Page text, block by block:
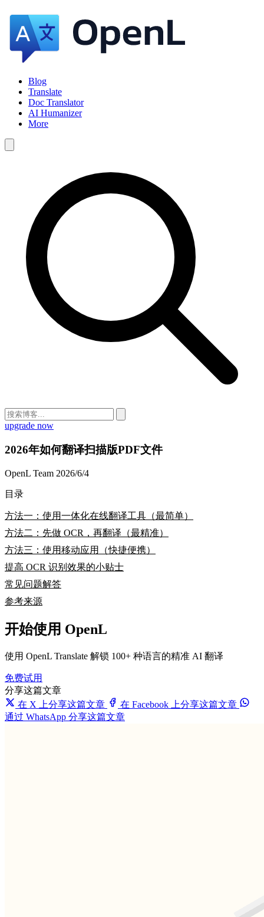
Blog
Translate
Doc Translator
AI Humanizer
More
upgrade now
2026年如何翻译扫描版PDF文件
OpenL Team 2026/6/4
目录
方法一：使用一体化在线翻译工具（最简单）
方法二：先做 OCR，再翻译（最精准）
方法三：使用移动应用（快捷便携）
提高 OCR 识别效果的小贴士
常见问题解答
参考来源
开始使用 OpenL
使用 OpenL Translate 解锁 100+ 种语言的精准 AI 翻译
免费试用
分享这篇文章
在 X 上分享这篇文章
在 Facebook 上分享这篇文章
通过 WhatsApp 分享这篇文章